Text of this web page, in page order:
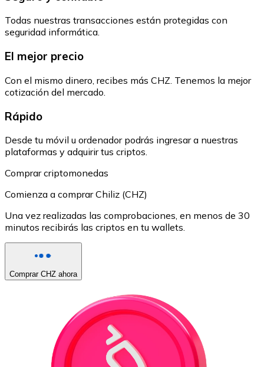
Todas nuestras transacciones están protegidas con
seguridad informática.
El mejor precio
Con el mismo dinero, recibes más CHZ. Tenemos la mejor
cotización del mercado.
Rápido
Desde tu móvil u ordenador podrás ingresar a nuestras
plataformas y adquirir tus criptos.
Comprar criptomonedas
Comienza a comprar Chiliz (CHZ)
Una vez realizadas las comprobaciones, en menos de 30
minutos recibirás las criptos en tu wallets.
Comprar CHZ ahora